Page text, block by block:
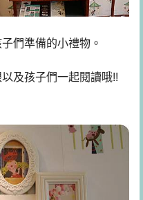
們準備的小禮物。
及孩子們一起閱讀哦!!